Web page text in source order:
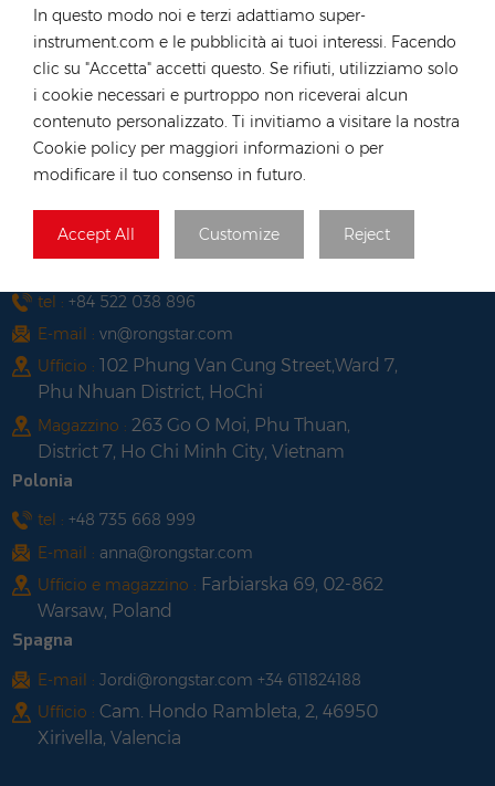
In questo modo noi e terzi adattiamo super-
instrument.com e le pubblicità ai tuoi interessi. Facendo
clic su "Accetta" accetti questo. Se rifiuti, utilizziamo solo
i cookie necessari e purtroppo non riceverai alcun
contenuto personalizzato. Ti invitiamo a visitare la nostra
Cookie policy per maggiori informazioni o per
modificare il tuo consenso in futuro.
Accept All Customize Reject
E-mail :anna@rongstar.com
Ufficio e magazzino :Industriestraße 40,
52457 Aldenhoven, Deutschland
Hong Kong
tel :+852 54222219
E-mail :hk@rongstar.com
Ufficio e magazzino :39 Kung-Um Road, Yuen
Long, Hong Kong
Vietnam
tel : +84 522 038 896
E-mail : vn@rongstar.com
Ufficio : 102 Phung Van Cung Street,Ward 7,
Phu Nhuan District, HoChi
Magazzino : 263 Go O Moi, Phu Thuan,
District 7, Ho Chi Minh City, Vietnam
Polonia
tel : +48 735 668 999
E-mail : anna@rongstar.com
Ufficio e magazzino : Farbiarska 69, 02-862
Warsaw, Poland
Spagna
E-mail : Jordi@rongstar.com +34 611824188
Ufficio : Cam. Hondo Rambleta, 2, 46950
Xirivella, Valencia